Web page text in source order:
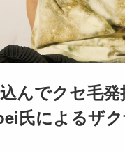
んでクセ毛発
氏によるザ